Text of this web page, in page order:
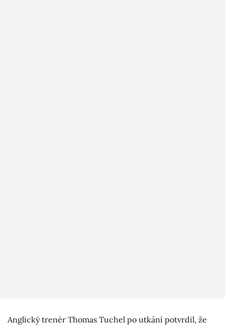
Anglický trenér Thomas Tuchel po utkání potvrdil, že